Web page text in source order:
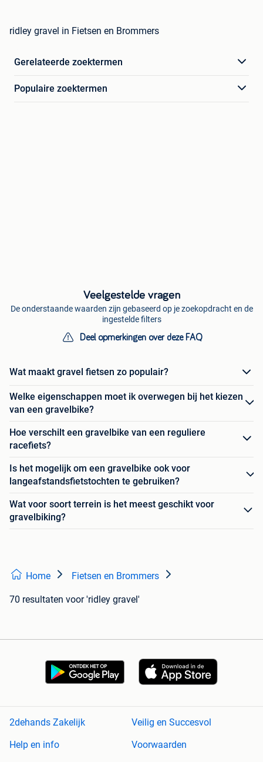
ridley gravel in Fietsen en Brommers
Gerelateerde zoektermen
Populaire zoektermen
Veelgestelde vragen
De onderstaande waarden zijn gebaseerd op je zoekopdracht en de
ingestelde filters
Deel opmerkingen over deze FAQ
Wat maakt gravel fietsen zo populair?
Welke eigenschappen moet ik overwegen bij het kiezen
van een gravelbike?
Hoe verschilt een gravelbike van een reguliere
racefiets?
Is het mogelijk om een gravelbike ook voor
langeafstandsfietstochten te gebruiken?
Wat voor soort terrein is het meest geschikt voor
gravelbiking?
Home Fietsen en Brommers
70 resultaten voor 'ridley gravel'
2dehands Zakelijk
Veilig en Succesvol
Help en info
Voorwaarden